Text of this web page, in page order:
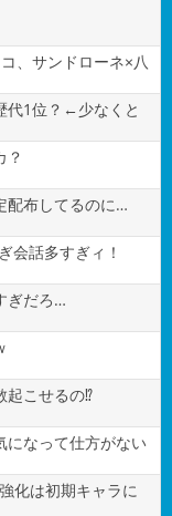
、サンドローネ×八
代1位？←少なくと
？
配布してるのに…
会話多すぎィ！
ぎだろ…
起こせるの⁉
になって仕方がない
化は初期キャラに